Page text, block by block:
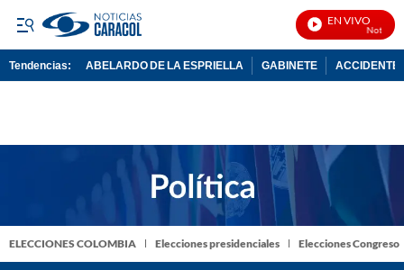
EN VIVO
Noticias
Tendencias: ABELARDO DE LA ESPRIELLA GABINETE ACCIDENTE
ELECCIONES COLOMBIA Elecciones presidenciales Elecciones Congreso